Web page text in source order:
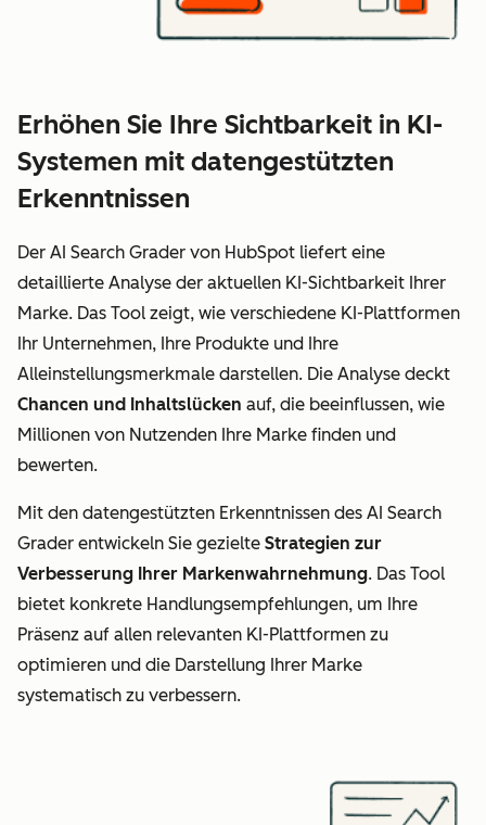
Erhöhen Sie Ihre Sichtbarkeit in KI-
Systemen mit datengestützten
Erkenntnissen
Der AI Search Grader von HubSpot liefert eine
detaillierte Analyse der aktuellen KI-Sichtbarkeit Ihrer
Marke. Das Tool zeigt, wie verschiedene KI-Plattformen
Ihr Unternehmen, Ihre Produkte und Ihre
Alleinstellungsmerkmale darstellen. Die Analyse deckt
Chancen und Inhaltslücken auf, die beeinflussen, wie
Millionen von Nutzenden Ihre Marke finden und
bewerten.
Mit den datengestützten Erkenntnissen des AI Search
Grader entwickeln Sie gezielte Strategien zur
Verbesserung Ihrer Markenwahrnehmung. Das Tool
bietet konkrete Handlungsempfehlungen, um Ihre
Präsenz auf allen relevanten KI-Plattformen zu
optimieren und die Darstellung Ihrer Marke
systematisch zu verbessern.